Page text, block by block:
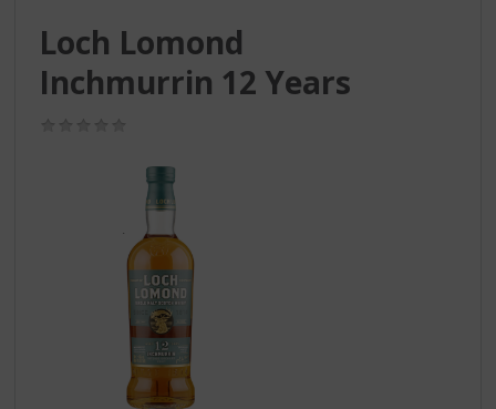
Loch Lomond
Inchmurrin 12 Years